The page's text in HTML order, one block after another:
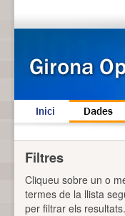
Inici Dades
Filtres
Cliqueu sobre un o
termes de la llista
per filtrar els resultats.